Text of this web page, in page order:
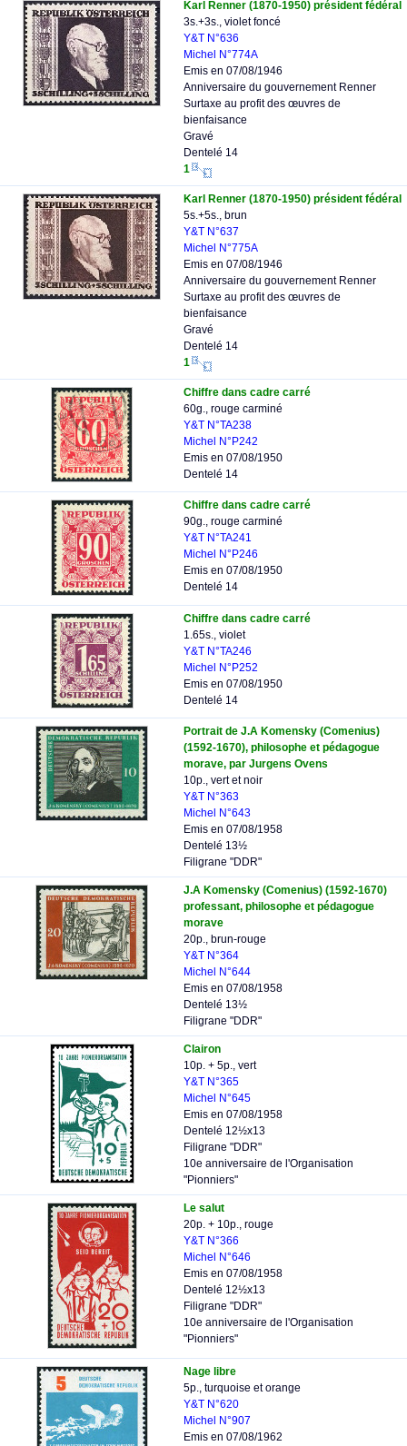
Karl Renner (1870-1950) président fédéral
3s.+3s., violet foncé
Y&T N°636
Michel N°774A
Emis en 07/08/1946
Anniversaire du gouvernement Renner
Surtaxe au profit des œuvres de
bienfaisance
Gravé
Dentelé 14
1
Karl Renner (1870-1950) président fédéral
5s.+5s., brun
Y&T N°637
Michel N°775A
Emis en 07/08/1946
Anniversaire du gouvernement Renner
Surtaxe au profit des œuvres de
bienfaisance
Gravé
Dentelé 14
1
Chiffre dans cadre carré
60g., rouge carminé
Y&T N°TA238
Michel N°P242
Emis en 07/08/1950
Dentelé 14
Chiffre dans cadre carré
90g., rouge carminé
Y&T N°TA241
Michel N°P246
Emis en 07/08/1950
Dentelé 14
Chiffre dans cadre carré
1.65s., violet
Y&T N°TA246
Michel N°P252
Emis en 07/08/1950
Dentelé 14
Portrait de J.A Komensky (Comenius)
(1592-1670), philosophe et pédagogue
morave, par Jurgens Ovens
10p., vert et noir
Y&T N°363
Michel N°643
Emis en 07/08/1958
Dentelé 13½
Filigrane "DDR"
J.A Komensky (Comenius) (1592-1670)
professant, philosophe et pédagogue
morave
20p., brun-rouge
Y&T N°364
Michel N°644
Emis en 07/08/1958
Dentelé 13½
Filigrane "DDR"
Clairon
10p. + 5p., vert
Y&T N°365
Michel N°645
Emis en 07/08/1958
Dentelé 12½x13
Filigrane "DDR"
10e anniversaire de l'Organisation
"Pionniers"
Le salut
20p. + 10p., rouge
Y&T N°366
Michel N°646
Emis en 07/08/1958
Dentelé 12½x13
Filigrane "DDR"
10e anniversaire de l'Organisation
"Pionniers"
Nage libre
5p., turquoise et orange
Y&T N°620
Michel N°907
Emis en 07/08/1962